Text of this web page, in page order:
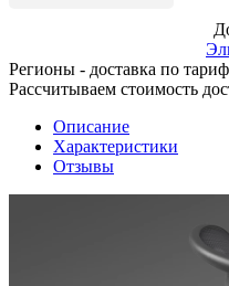
Регионы - доставка по
Рассчитываем стоимость
Описание
Характеристики
Отзывы